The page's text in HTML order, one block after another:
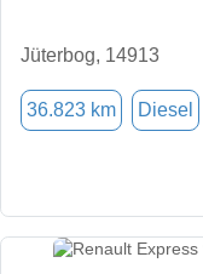
Jüterbog, 14913
36.823 km Diesel